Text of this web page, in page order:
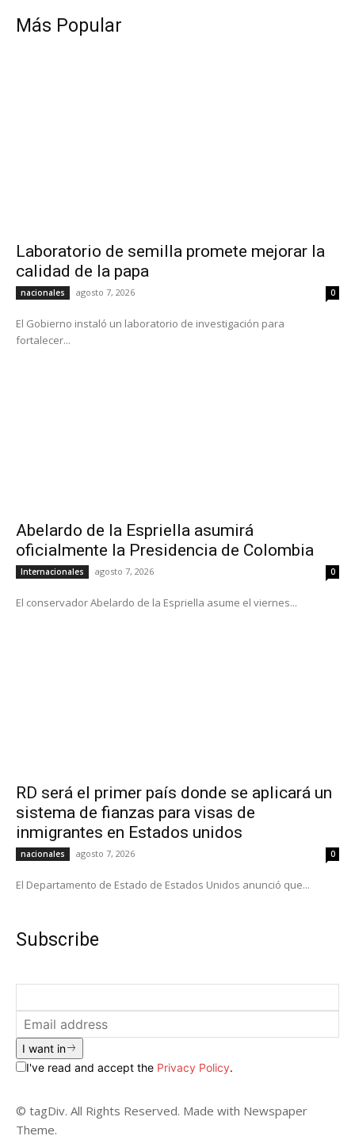
Más Popular
Laboratorio de semilla promete mejorar la
calidad de la papa
nacionales agosto 7, 2026 0
El Gobierno instaló un laboratorio de investigación para
fortalecer...
Abelardo de la Espriella asumirá
oficialmente la Presidencia de Colombia
Internacionales agosto 7, 2026 0
El conservador Abelardo de la Espriella asume el viernes...
RD será el primer país donde se aplicará un
sistema de fianzas para visas de
inmigrantes en Estados unidos
nacionales agosto 7, 2026 0
El Departamento de Estado de Estados Unidos anunció que...
Subscribe
I want in
I've read and accept the Privacy Policy.
© tagDiv. All Rights Reserved. Made with Newspaper
Theme.